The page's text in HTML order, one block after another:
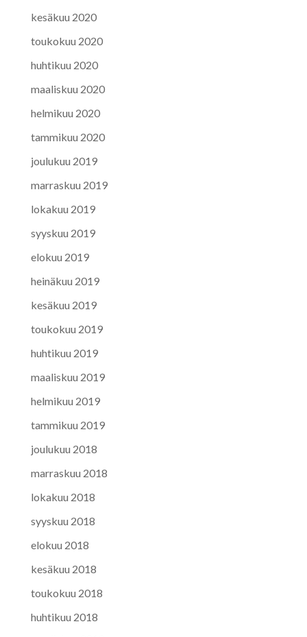
kesäkuu 2020
toukokuu 2020
huhtikuu 2020
maaliskuu 2020
helmikuu 2020
tammikuu 2020
joulukuu 2019
marraskuu 2019
lokakuu 2019
syyskuu 2019
elokuu 2019
heinäkuu 2019
kesäkuu 2019
toukokuu 2019
huhtikuu 2019
maaliskuu 2019
helmikuu 2019
tammikuu 2019
joulukuu 2018
marraskuu 2018
lokakuu 2018
syyskuu 2018
elokuu 2018
kesäkuu 2018
toukokuu 2018
huhtikuu 2018